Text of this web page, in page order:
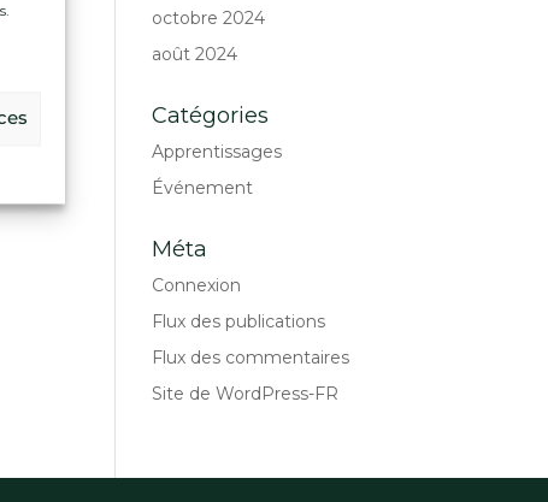
octobre 2024
août 2024
Catégories
Apprentissages
Événement
Méta
Connexion
Flux des publications
Flux des commentaires
Site de WordPress-FR